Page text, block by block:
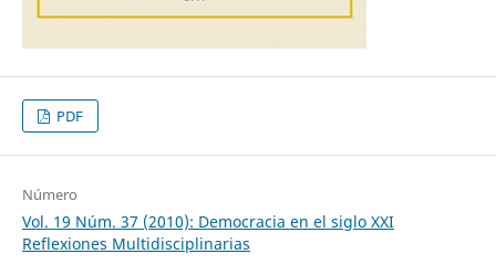
PDF
Número
Vol. 19 Núm. 37 (2010): Democracia en el siglo XXI
Reflexiones Multidisciplinarias